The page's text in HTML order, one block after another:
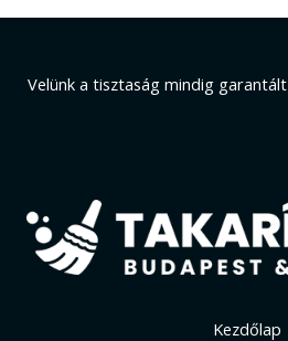
Velünk a tisztaság mindig garantált
Kezdőlap